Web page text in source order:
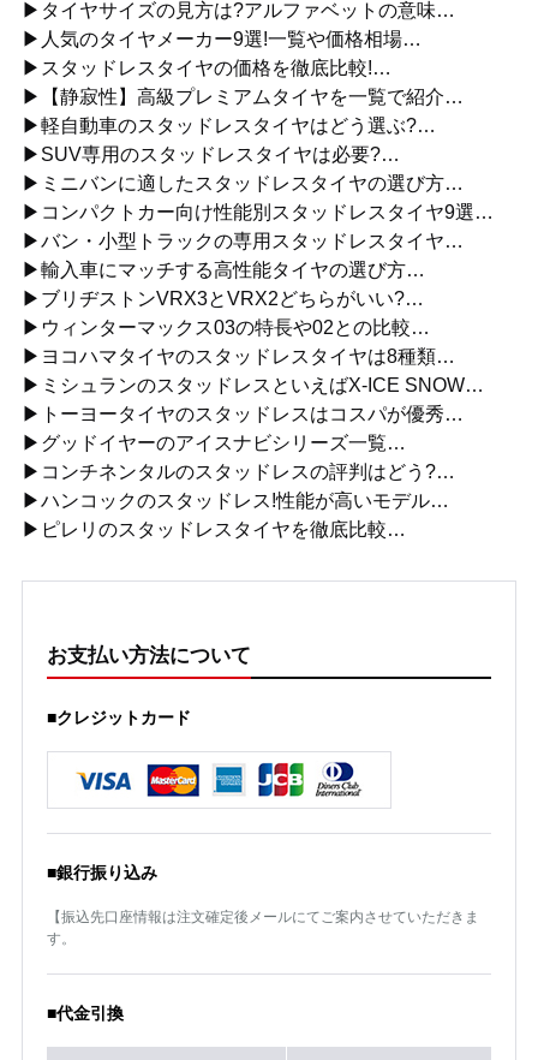
▶タイヤサイズの見方は?アルファベットの意味…
▶人気のタイヤメーカー9選!一覧や価格相場…
▶スタッドレスタイヤの価格を徹底比較!…
▶【静寂性】高級プレミアムタイヤを一覧で紹介…
▶軽自動車のスタッドレスタイヤはどう選ぶ?…
▶SUV専用のスタッドレスタイヤは必要?…
▶ミニバンに適したスタッドレスタイヤの選び方…
▶コンパクトカー向け性能別スタッドレスタイヤ9選…
▶バン・小型トラックの専用スタッドレスタイヤ…
▶輸入車にマッチする高性能タイヤの選び方…
▶ブリヂストンVRX3とVRX2どちらがいい?…
▶ウィンターマックス03の特長や02との比較…
▶ヨコハマタイヤのスタッドレスタイヤは8種類…
▶ミシュランのスタッドレスといえばX-ICE SNOW…
▶トーヨータイヤのスタッドレスはコスパが優秀…
▶グッドイヤーのアイスナビシリーズ一覧…
▶コンチネンタルのスタッドレスの評判はどう?…
▶ハンコックのスタッドレス!性能が高いモデル…
▶ピレリのスタッドレスタイヤを徹底比較…
お支払い方法について
■クレジットカード
■銀行振り込み
【振込先口座情報は注文確定後メールにてご案内させていただきま
す。
■代金引換